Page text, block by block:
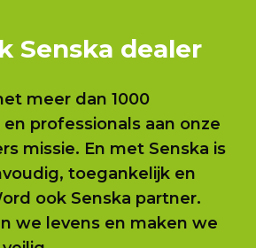
Senska dealer
meer dan 1000
professionals aan onze
missie. En met Senska is
toegankelijk en
ook Senska partner.
we levens en maken we